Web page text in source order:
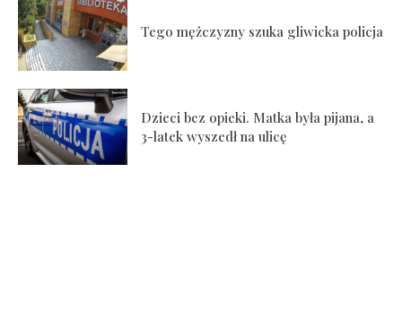
Tego mężczyzny szuka gliwicka policja
Dzieci bez opieki. Matka była pijana, a
3-latek wyszedł na ulicę